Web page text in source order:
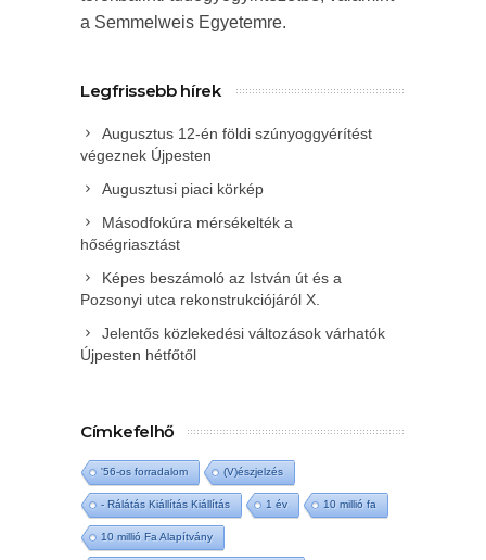
a Semmelweis Egyetemre.
Legfrissebb hírek
Augusztus 12-én földi szúnyoggyérítést
végeznek Újpesten
Augusztusi piaci körkép
Másodfokúra mérsékelték a
hőségriasztást
Képes beszámoló az István út és a
Pozsonyi utca rekonstrukciójáról X.
Jelentős közlekedési változások várhatók
Újpesten hétfőtől
Címkefelhő
'56-os forradalom (V)észjelzés
- Rálátás Kiállítás Kiállítás 1 év 10 millió fa
10 millió Fa Alapítvány